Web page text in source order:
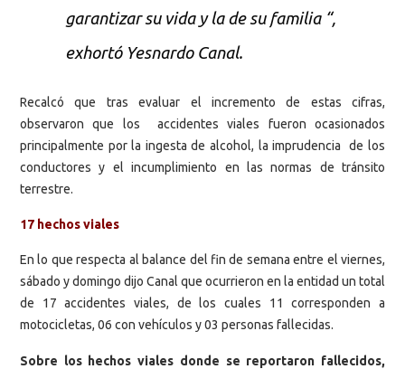
garantizar su vida y la de su familia “,
exhortó Yesnardo Canal.
Recalcó que tras evaluar el incremento de estas cifras,
observaron que los accidentes viales fueron ocasionados
principalmente por la ingesta de alcohol, la imprudencia de los
conductores y el incumplimiento en las normas de tránsito
terrestre.
17 hechos viales
En lo que respecta al balance del fin de semana entre el viernes,
sábado y domingo dijo Canal que ocurrieron en la entidad un total
de 17 accidentes viales, de los cuales 11 corresponden a
motocicletas, 06 con vehículos y 03 personas fallecidas.
Sobre los hechos viales donde se reportaron fallecidos,